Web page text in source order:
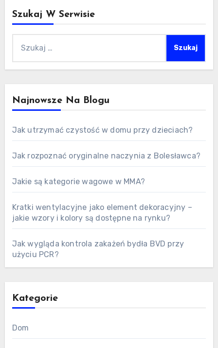
Szukaj W Serwisie
Najnowsze Na Blogu
Jak utrzymać czystość w domu przy dzieciach?
Jak rozpoznać oryginalne naczynia z Bolesławca?
Jakie są kategorie wagowe w MMA?
Kratki wentylacyjne jako element dekoracyjny –
jakie wzory i kolory są dostępne na rynku?
Jak wygląda kontrola zakażeń bydła BVD przy
użyciu PCR?
Kategorie
Dom